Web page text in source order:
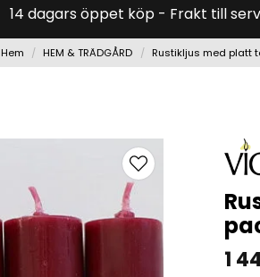
14 dagars öppet köp - Frakt till
Hem HEM & TRÄDGÅRD Rustikljus med platt
1